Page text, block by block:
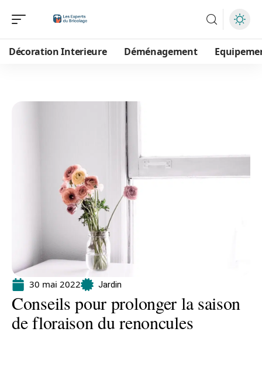
Décoration Interieure Déménagement
30 mai 2022 Jardin
Conseils pour prolonger la saison
de floraison du renoncules